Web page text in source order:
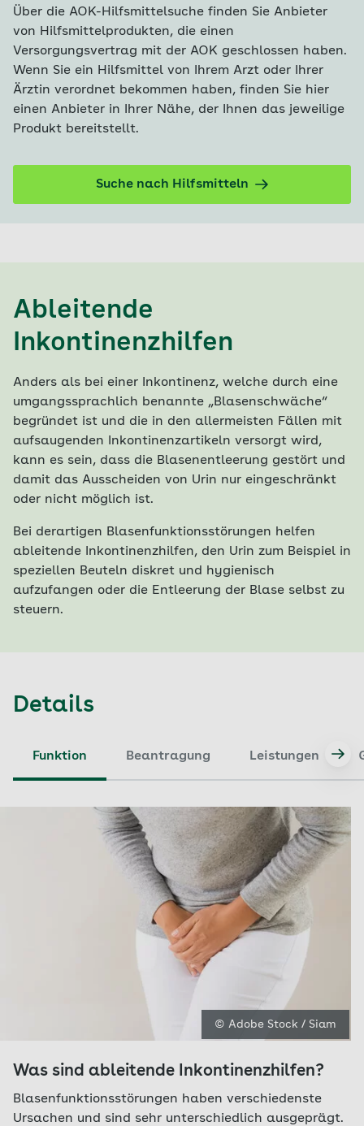
Über die AOK-Hilfsmittelsuche finden Sie Anbieter
von Hilfsmittelprodukten, die einen
Versorgungsvertrag mit der AOK geschlossen haben.
Wenn Sie ein Hilfsmittel von Ihrem Arzt oder Ihrer
Ärztin verordnet bekommen haben, finden Sie hier
einen Anbieter in Ihrer Nähe, der Ihnen das jeweilige
Produkt bereitstellt.
Suche nach Hilfsmitteln
Ableitende
Inkontinenzhilfen
Anders als bei einer Inkontinenz, welche durch eine
umgangssprachlich benannte „Blasenschwäche“
begründet ist und die in den allermeisten Fällen mit
aufsaugenden Inkontinenzartikeln versorgt wird,
kann es sein, dass die Blasenentleerung gestört und
damit das Ausscheiden von Urin nur eingeschränkt
oder nicht möglich ist.
Bei derartigen Blasenfunktionsstörungen helfen
ableitende Inkontinenzhilfen, den Urin zum Beispiel in
speziellen Beuteln diskret und hygienisch
aufzufangen oder die Entleerung der Blase selbst zu
steuern.
Details
Funktion Beantragung Leistungen
© Adobe Stock / Siam
Was sind ableitende Inkontinenzhilfen?
Blasenfunktionsstörungen haben verschiedenste
Ursachen und sind sehr unterschiedlich ausgeprägt.